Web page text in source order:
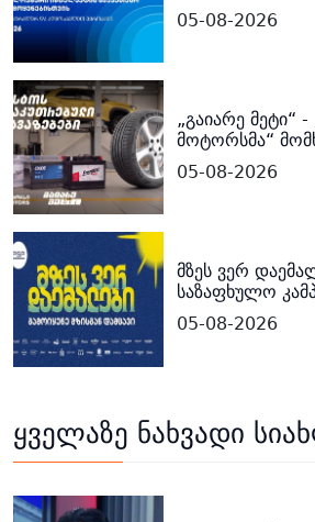
05-08-2026
„გაიარე მეტი“
მოტორსმა“
05-08-2026
მზეს ვერ
საზაფხულო
05-08-2026
ყველაზე ნახვადი